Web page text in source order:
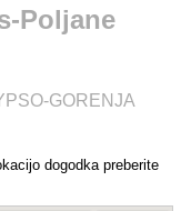
Poljane
GORENJA
dogodka preberite